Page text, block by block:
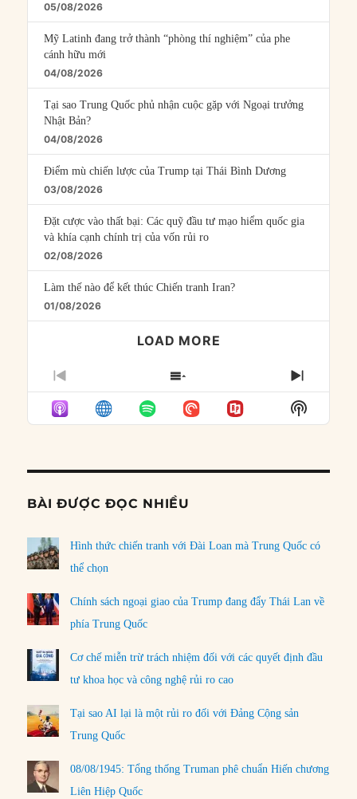
05/08/2026
Mỹ Latinh đang trở thành “phòng thí nghiệm” của phe
cánh hữu mới
04/08/2026
Tại sao Trung Quốc phủ nhận cuộc gặp với Ngoại trưởng
Nhật Bản?
04/08/2026
Điểm mù chiến lược của Trump tại Thái Bình Dương
03/08/2026
Đặt cược vào thất bại: Các quỹ đầu tư mạo hiểm quốc gia
và khía cạnh chính trị của vốn rủi ro
02/08/2026
Làm thế nào để kết thúc Chiến tranh Iran?
01/08/2026
LOAD MORE
PREVIOUS
EPISODE
SHOW
EPISODES
LIST
NEXT
Show
Podcast
BÀI ĐƯỢC ĐỌC NHIỀU
Hình thức chiến tranh với Đài Loan mà Trung Quốc có
thể chọn
Chính sách ngoại giao của Trump đang đẩy Thái Lan về
phía Trung Quốc
Cơ chế miễn trừ trách nhiệm đối với các quyết định đầu
tư khoa học và công nghệ rủi ro cao
Tại sao AI lại là một rủi ro đối với Đảng Cộng sản
Trung Quốc
08/08/1945: Tổng thống Truman phê chuẩn Hiến chương
Liên Hiệp Quốc